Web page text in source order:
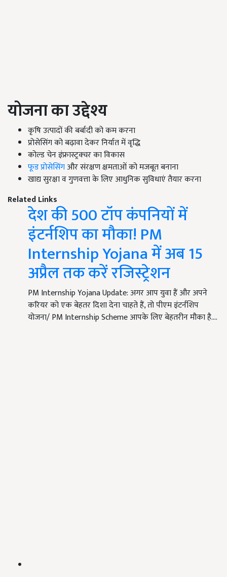
योजना का उद्देश्य
कृषि उत्पादों की बर्बादी को कम करना
प्रोसेसिंग को बढ़ावा देकर निर्यात में वृद्धि
कोल्ड चेन इंफ्रास्ट्रक्चर का विकास
फूड प्रोसेसिंगऔर संरक्षण क्षमताओं को मजबूत बनाना
खाद्य सुरक्षा व गुणवत्ता के लिए आधुनिक सुविधाएं तैयार करना
Related Links
देश की 500 टॉप कंपनियों में
इंटर्नशिप का मौका! PM
Internship Yojana में अब 15
अप्रैल तक करें रजिस्ट्रेशन
PM Internship Yojana Update: अगर आप युवा हैं और अपने
करियर को एक बेहतर दिशा देना चाहते हैं, तो पीएम इंटर्नशिप
योजना/ PM Internship Scheme आपके लिए बेहतरीन मौका है.…